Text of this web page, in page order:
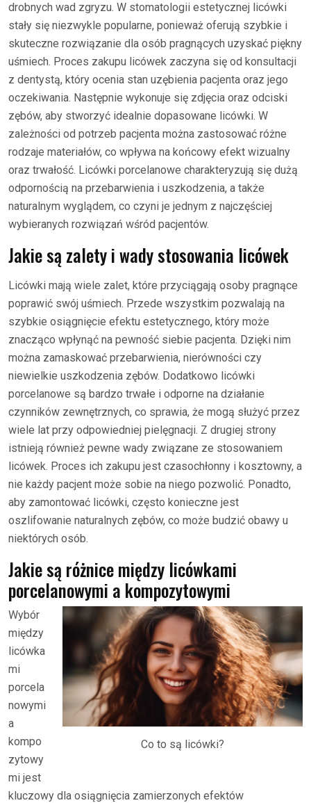
drobnych wad zgryzu. W stomatologii estetycznej licówki
stały się niezwykle popularne, ponieważ oferują szybkie i
skuteczne rozwiązanie dla osób pragnących uzyskać piękny
uśmiech. Proces zakupu licówek zaczyna się od konsultacji
z dentystą, który ocenia stan uzębienia pacjenta oraz jego
oczekiwania. Następnie wykonuje się zdjęcia oraz odciski
zębów, aby stworzyć idealnie dopasowane licówki. W
zależności od potrzeb pacjenta można zastosować różne
rodzaje materiałów, co wpływa na końcowy efekt wizualny
oraz trwałość. Licówki porcelanowe charakteryzują się dużą
odpornością na przebarwienia i uszkodzenia, a także
naturalnym wyglądem, co czyni je jednym z najczęściej
wybieranych rozwiązań wśród pacjentów.
Jakie są zalety i wady stosowania licówek
Licówki mają wiele zalet, które przyciągają osoby pragnące
poprawić swój uśmiech. Przede wszystkim pozwalają na
szybkie osiągnięcie efektu estetycznego, który może
znacząco wpłynąć na pewność siebie pacjenta. Dzięki nim
można zamaskować przebarwienia, nierówności czy
niewielkie uszkodzenia zębów. Dodatkowo licówki
porcelanowe są bardzo trwałe i odporne na działanie
czynników zewnętrznych, co sprawia, że mogą służyć przez
wiele lat przy odpowiedniej pielęgnacji. Z drugiej strony
istnieją również pewne wady związane ze stosowaniem
licówek. Proces ich zakupu jest czasochłonny i kosztowny, a
nie każdy pacjent może sobie na niego pozwolić. Ponadto,
aby zamontować licówki, często konieczne jest
oszlifowanie naturalnych zębów, co może budzić obawy u
niektórych osób.
Jakie są różnice między licówkami
porcelanowymi a kompozytowymi
Co to są licówki?
Wybór
między
licówka
mi
porcela
nowymi
a
kompo
zytowy
mi jest
kluczowy dla osiągnięcia zamierzonych efektów